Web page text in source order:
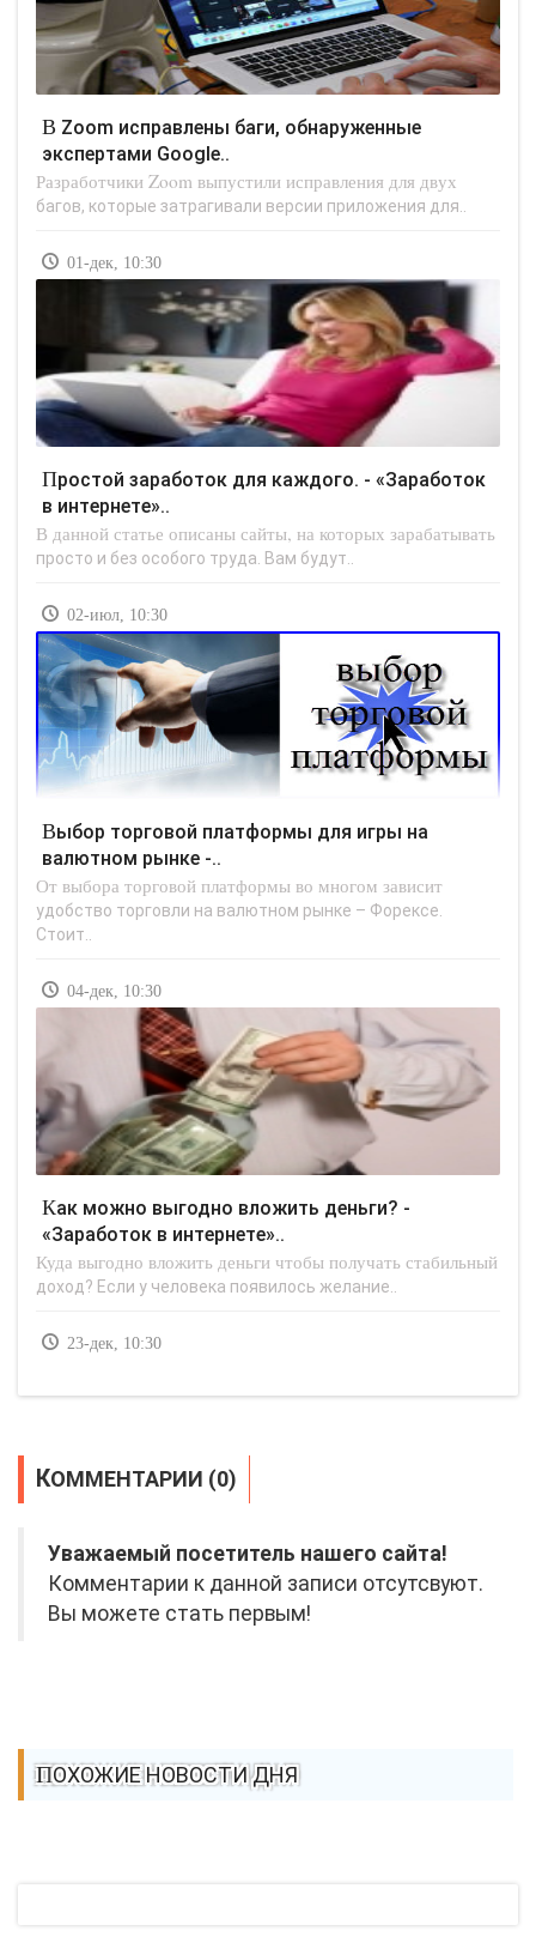
В Zoom исправлены баги, обнаруженные
экспертами Google..
Разработчики Zoom выпустили исправления для двух
багов, которые затрагивали версии приложения для..
01-дек, 10:30
Простой заработок для каждого. - «Заработок
в интернете»..
В данной статье описаны сайты, на которых зарабатывать
просто и без особого труда. Вам будут..
02-июл, 10:30
Выбор торговой платформы для игры на
валютном рынке -..
От выбора торговой платформы во многом зависит
удобство торговли на валютном рынке – Форексе.
Стоит..
04-дек, 10:30
Как можно выгодно вложить деньги? -
«Заработок в интернете»..
Куда выгодно вложить деньги чтобы получать стабильный
доход? Если у человека появилось желание..
23-дек, 10:30
КОММЕНТАРИИ (0)
Уважаемый посетитель нашего сайта!
Комментарии к данной записи отсутсвуют.
Вы можете стать первым!
ПОХОЖИЕ НОВОСТИ ДНЯ